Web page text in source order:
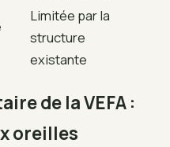
Limitée par la
structure
existante
de la VEFA :
oreilles